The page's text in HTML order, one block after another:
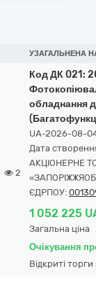
УЗАГАЛЬНЕНА
2
Код ДК 021:
обладнання
UA-2026-08-
Дата
АКЦІОНЕРНЕ
ЄДРПОУ:
1 052 225
Загальна ціна
Очікування
Відкриті